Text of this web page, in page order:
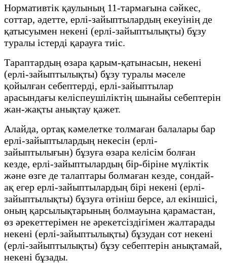
Нормативтік қаулының 11-тармағына сәйкес,
соттар, әдетте, ерлі-зайыптылардың екеуінің де
қатысуымен некені (ерлі-зайыптылықты) бұзу
туралы істерді қарауға тиіс.
Тараптардың өзара қарым-қатынасын, некені
(ерлі-зайыптылықты) бұзу туралы мәселе
қойылған себептерді, ерлі-зайыптылар
арасындағы келіспеушіліктің шынайы себептерін
жан-жақты анықтау қажет.
Алайда, ортақ кәмелетке толмаған балалары бар
ерлі-зайыптылардың некесін (ерлі-
зайыптылығын) бұзуға өзара келісім болған
кезде, ерлі-зайыптылардың бір-біріне мүліктік
және өзге де талаптары болмаған кезде, сондай-
ақ егер ерлі-зайыптылардың бірі некені (ерлі-
зайыптылықты) бұзуға өтініш берсе, ал екіншісі,
оның қарсылықтарының болмауына қарамастан,
өз әрекеттерімен не әрекетсіздігімен жалтарады
некені (ерлі-зайыптылықты) бұзудан сот некені
(ерлі-зайыптылықты) бұзу себептерін анықтамай,
некені бұзады.